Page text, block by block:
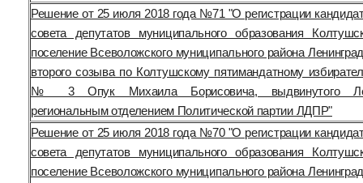
Решение от 25 июля 2018 года №71 "О регистрации
совета депутатов муниципального образования
поселение Всеволожского муниципального района
второго созыва по Колтушскому пятимандатному
№ 3 Опук Михаила Борисовича, выдвинутого
региональным отделением Политической партии ЛДПР"
Решение от 25 июля 2018 года №70 "О регистрации
совета депутатов муниципального образования
поселение Всеволожского муниципального района